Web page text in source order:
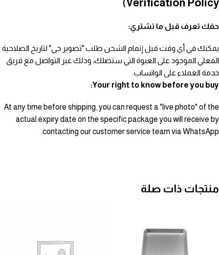
Verification Policy)
حقك تعرف قبل ما تشتري:
يمكنك في أي وقت قبل إتمام الشحن طلب "تصوير حي" لتاريخ الصلاحية
الفعلي الموجود على العبوة التي ستصلك، وذلك عبر التواصل مع فريق
خدمة العملاء على الواتساب.
Your right to know before you buy:
At any time before shipping, you can request a "live photo" of the
actual expiry date on the specific package you will receive by
contacting our customer service team via WhatsApp.
منتجات ذات صلة